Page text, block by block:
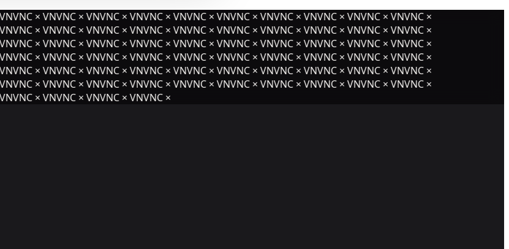
× VNVNC × VNVNC × VNVNC × VNVNC × VNVNC × VNVNC × VNVNC × VNVNC × VNVNC ×
× VNVNC × VNVNC × VNVNC × VNVNC × VNVNC × VNVNC × VNVNC × VNVNC × VNVNC ×
× VNVNC × VNVNC × VNVNC × VNVNC × VNVNC × VNVNC × VNVNC × VNVNC × VNVNC ×
× VNVNC × VNVNC × VNVNC × VNVNC × VNVNC × VNVNC × VNVNC × VNVNC × VNVNC ×
× VNVNC × VNVNC × VNVNC × VNVNC × VNVNC × VNVNC × VNVNC × VNVNC × VNVNC ×
× VNVNC × VNVNC × VNVNC × VNVNC × VNVNC × VNVNC × VNVNC × VNVNC × VNVNC ×
× VNVNC × VNVNC × VNVNC ×